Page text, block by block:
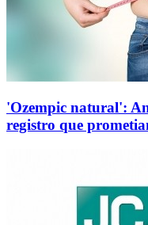
'Ozempic natural':
registro que